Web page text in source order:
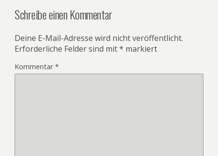
Schreibe einen Kommentar
Deine E-Mail-Adresse wird nicht veröffentlicht.
Erforderliche Felder sind mit* markiert
Kommentar*